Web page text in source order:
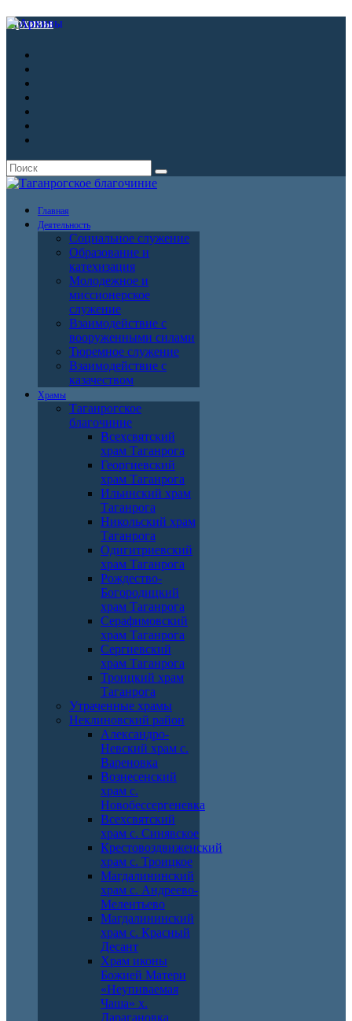
Архивы
Главная
Деятельность
Социальное служение
Образование и
катехизация
Молодежное и
миссионерское
служение
Взаимодействие с
вооруженными силами
Тюремное служение
Взаимодействие с
казачеством
Храмы
Таганрогское
благочиние
Всехсвятский
храм Таганрога
Георгиевский
храм Таганрога
Ильинский храм
Таганрога
Никольский храм
Таганрога
Одигитриевский
храм Таганрога
Рождество-
Богородицкий
храм Таганрога
Серафимовский
храм Таганрога
Сергиевский
храм Таганрога
Троицкий храм
Таганрога
Утраченные храмы
Неклиновский район
Александро-
Невский храм с.
Вареновка
Вознесенский
храм с.
Новобессергеневка
Всехсвятский
храм с. Синявское
Крестовоздвиженский
храм с. Троицкое
Магдалининский
храм с. Андреево-
Мелентьево
Магдалининский
храм с. Красный
Десант
Храм иконы
Божией Матери
«Неупиваемая
Чаша» х.
Дарагановка